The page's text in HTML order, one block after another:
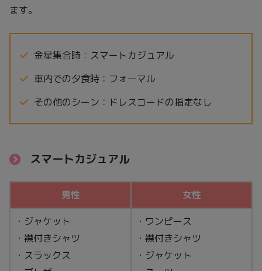
ます。
金星集合時：スマートカジュアル
車内での夕食時：フォーマル
その他のシーン：ドレスコードの指定なし
スマートカジュアル
男性 女性
・ジャケット
・襟付きシャツ
・スラックス
・ワンピース
・襟付きシャツ
・ジャケット